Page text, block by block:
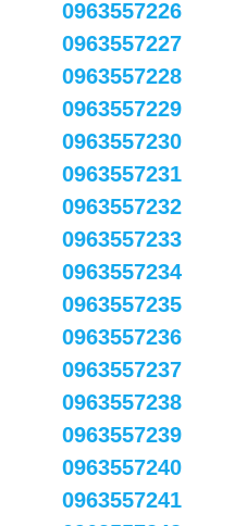
0963557226
0963557227
0963557228
0963557229
0963557230
0963557231
0963557232
0963557233
0963557234
0963557235
0963557236
0963557237
0963557238
0963557239
0963557240
0963557241